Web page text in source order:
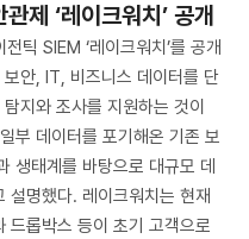
제 ‘레이크워치’ 공개
틱 SIEM ‘레이크워치’를 공개
안, IT, 비즈니스 데이터를 단
지와 조사를 지원하는 것이
부 데이터를 포기해온 기존 보
생태계를 바탕으로 대규모 데
설명했다. 레이크워치는 현재
드롭박스 등이 초기 고객으로